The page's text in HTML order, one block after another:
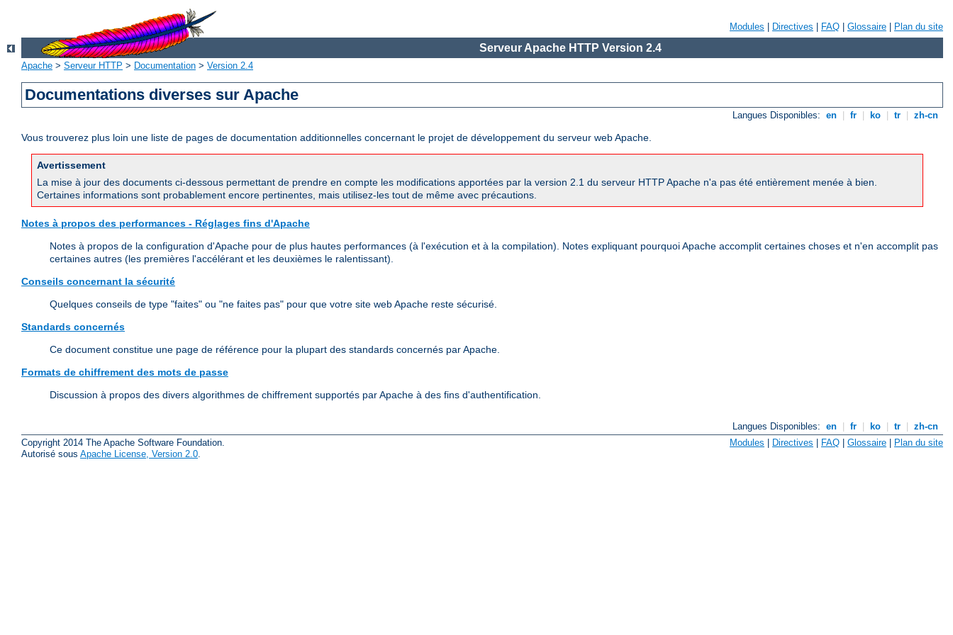
Modules Directives FAQ Glossaire Plan du site
Serveur Apache HTTP Version 2.4
Apache > Serveur HTTP > Documentation > Version 2.4
Documentations diverses sur Apache
Langues Disponibles: en fr ko tr zh-cn
Vous trouverez plus loin une liste de pages de documentation additionnelles concernant le projet de développement du serveur web Apache.
Avertissement
La mise à jour des documents ci-dessous permettant de prendre en compte les modifications apportées par la version 2.1 du serveur HTTP Apache n'a pas été entièrement menée à bien.
Certaines informations sont probablement encore pertinentes, mais utilisez-les tout de même avec précautions.
Notes à propos des performances - Réglages fins d'Apache
Notes à propos de la configuration d'Apache pour de plus hautes performances (à l'exécution et à la compilation). Notes expliquant pourquoi Apache accomplit certaines choses et n'en accomplit pas
certaines autres (les premières l'accélérant et les deuxièmes le ralentissant).
Conseils concernant la sécurité
Quelques conseils de type "faites" ou "ne faites pas" pour que votre site web Apache reste sécurisé.
Standards concernés
Ce document constitue une page de référence pour la plupart des standards concernés par Apache.
Formats de chiffrement des mots de passe
Discussion à propos des divers algorithmes de chiffrement supportés par Apache à des fins d'authentification.
Langues Disponibles: en fr ko tr
zh-cn
Copyright 2014 The Apache Software Foundation.
Autorisé sous Apache License, Version 2.0
Modules | Directives | FAQ | Glossaire | Plan du site